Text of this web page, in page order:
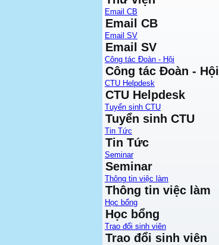
Email CB
Email CB
Email SV
Email SV
Công tác Đoàn - Hội
Công tác Đoàn - Hội
CTU Helpdesk
CTU Helpdesk
Tuyển sinh CTU
Tuyển sinh CTU
Tin Tức
Tin Tức
Seminar
Seminar
Thông tin việc làm
Thông tin việc làm
Học bổng
Học bổng
Trao đổi sinh viên
Trao đổi sinh viên